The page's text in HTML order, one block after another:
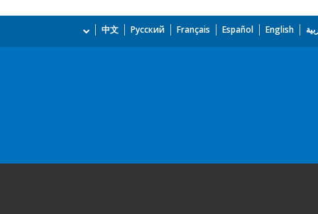
English
Español
Français
Русский
中文